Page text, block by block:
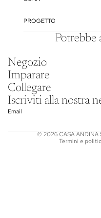
PROGETTO
Potrebbe
Negozio
Imparare
Collegare
Iscriviti alla nostra
Email
© 2026CASA ANDINA
Termini e
Informativa sulla privacy
Informativa legale
Recapiti
Informativa sulle spedizioni
Termini e condizioni del servizio